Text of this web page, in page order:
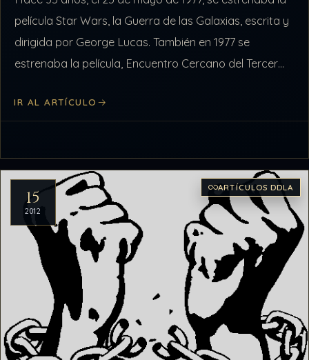
película Star Wars, la Guerra de las Galaxias, escrita y
dirigida por George Lucas. También en 1977 se
estrenaba la película, Encuentro Cercano del Tercer…
IR AL ARTÍCULO
15
2012
ARTÍCULOS DDLA